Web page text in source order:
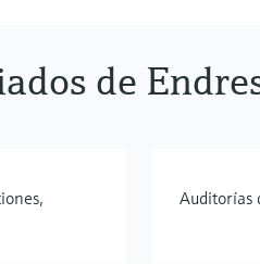
de
Auditorías